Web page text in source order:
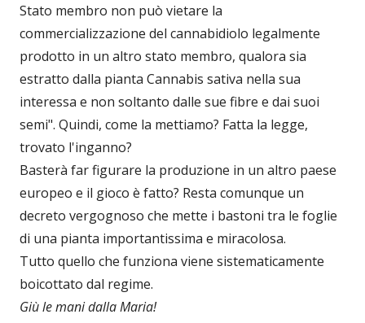
Stato membro non può vietare la
commercializzazione del cannabidiolo legalmente
prodotto in un altro stato membro, qualora sia
estratto dalla pianta Cannabis sativa nella sua
interessa e non soltanto dalle sue fibre e dai suoi
semi". Quindi, come la mettiamo? Fatta la legge,
trovato l'inganno?
Basterà far figurare la produzione in un altro paese
europeo e il gioco è fatto? Resta comunque un
decreto vergognoso che mette i bastoni tra le foglie
di una pianta importantissima e miracolosa.
Tutto quello che funziona viene sistematicamente
boicottato dal regime.
Giù le mani dalla Maria!